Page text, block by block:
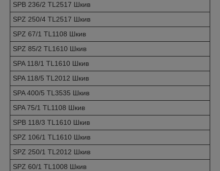
SPB 236/2 TL2517 Шкив
SPZ 250/4 TL2517 Шкив
SPZ 67/1 TL1108 Шкив
SPZ 85/2 TL1610 Шкив
SPA 118/1 TL1610 Шкив
SPA 118/5 TL2012 Шкив
SPA 400/5 TL3535 Шкив
SPA 75/1 TL1108 Шкив
SPB 118/3 TL1610 Шкив
SPZ 106/1 TL1610 Шкив
SPZ 250/1 TL2012 Шкив
SPZ 60/1 TL1008 Шкив